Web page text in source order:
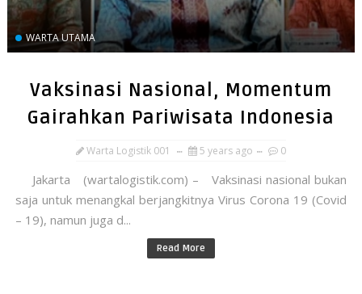
WARTA UTAMA
Vaksinasi Nasional, Momentum
Gairahkan Pariwisata Indonesia
Warta Logistik 001 5 years ago 0
Jakarta (wartalogistik.com) – Vaksinasi nasional bukan
saja untuk menangkal berjangkitnya Virus Corona 19 (Covid
– 19), namun juga d...
Read More